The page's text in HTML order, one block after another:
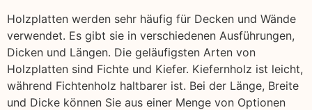
Holzplatten werden sehr häufig für Decken und Wände
verwendet. Es gibt sie in verschiedenen Ausführungen,
Dicken und Längen. Die geläufigsten Arten von
Holzplatten sind Fichte und Kiefer. Kiefernholz ist leicht,
während Fichtenholz haltbarer ist. Bei der Länge, Breite
und Dicke können Sie aus einer Menge von Optionen